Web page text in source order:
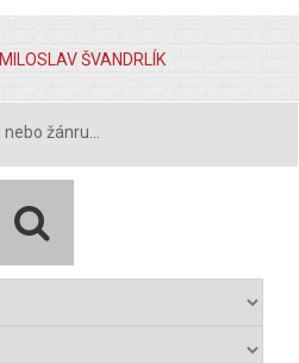
MILOSLAV ŠVANDRLÍK